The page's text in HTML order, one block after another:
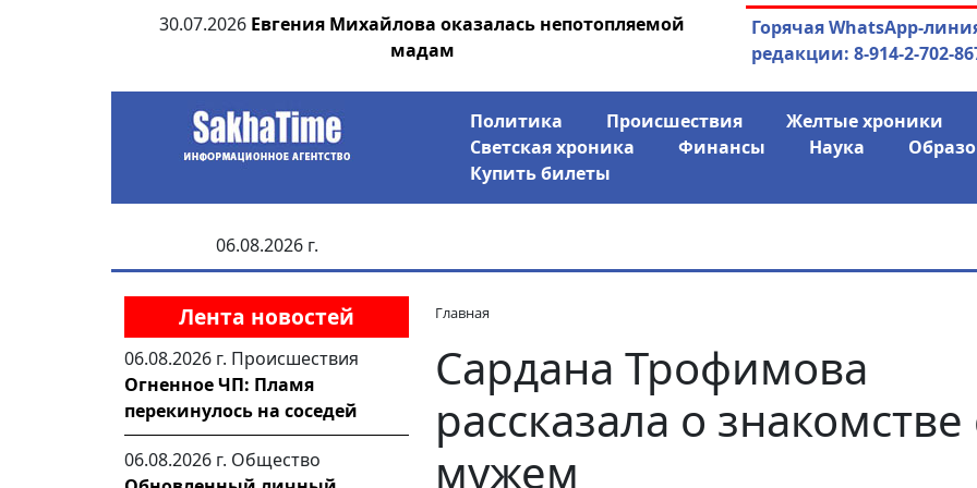
30.07.2026 Евгения Михайлова оказалась непотопляемой
мадам
30.07.2026 Экс-спикер
совладельцем
Горячая WhatsApp-
редакции: 8-914-2-702-
Политика Происшествия Желтые хроники
Светская хроника
Финансы Наука
Купить билеты
06.08.2026 г.
Лента новостей
06.08.2026 г. Происшествия
Огненное ЧП: Пламя
перекинулось на соседей
06.08.2026 г. Общество
Главная
Сардана Трофимова
рассказала о знакомстве
мужем